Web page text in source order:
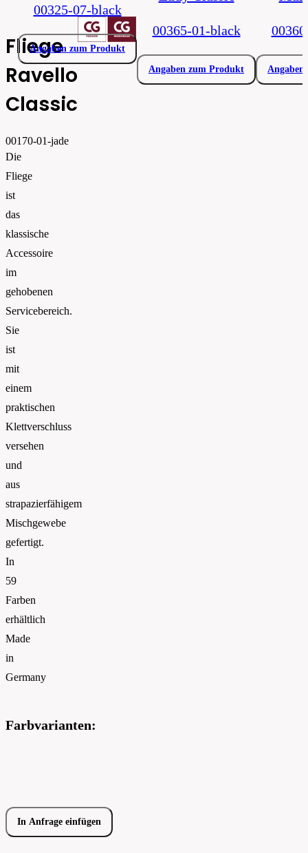
Fliege
Ravello
Classic
00170-01-jade
Die
Fliege
ist
das
klassische
Accessoire
im
gehobenen
Servicebereich.
Sie
ist
mit
einem
praktischen
Klettverschluss
versehen
und
aus
strapazierfähigem
Mischgewebe
gefertigt.
In
59
Farben
erhältlich
Made
in
Germany
Farbvarianten:
In Anfrage einfügen
00325-07-black
Angaben zum Produkt
00365-01-black
Angaben zum Produkt